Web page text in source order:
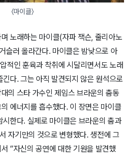
〈마이클〉
노래하는 마이클(자파 잭슨, 줄리아노
슬러 올라간다. 마이클은 밤낮으로 아
적인 훈육과 착취에 시달리면서도 노래
다. 그는 아직 발견되지 않은 원석으로
의 스타 가수인 제임스 브라운의 춤동
에너지를 흡수했다. 이 장면은 마이클
한다. 실제로 마이클은 브라운의 춤과
자기만의 것으로 변형했다. 생전에 그
“자신의 공연에 대한 기원을 발견했